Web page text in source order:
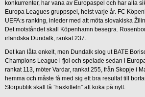
konkurrenter, har vana av Europaspel och har alla
Europa Leagues gruppspel, helst varje år. FC
UEFA:s ranking, inleder med att möta slovakiska
Det motståndet skall Köpenhamn besegra.
irländska Dundalk, rankat 237.
Det kan låta enkelt, men Dundalk slog ut BATE
Champions League i fjol och spelade sedan i
rankat 113, möter Vardar, rankat 255, från Skopje i
hemma och måste få med sig ett bra resultat till
Storpublik skall få ”häxkitteln” att koka på nytt.